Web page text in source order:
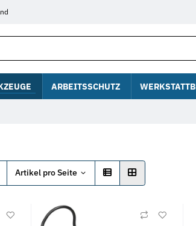
ARBEITSSCHUTZ
Artikel pro Seite